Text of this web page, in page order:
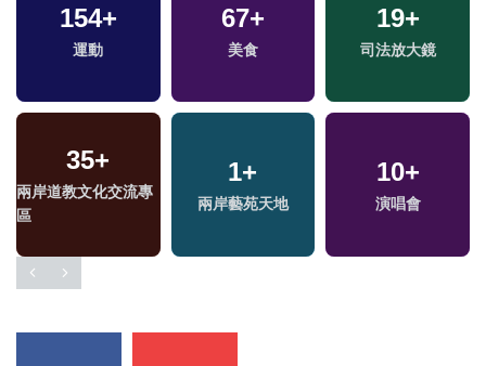
154+
運動
67+
美食
19+
司法放大鏡
35+
兩岸道教文化交流專
區
1+
兩岸藝苑天地
10+
演唱會